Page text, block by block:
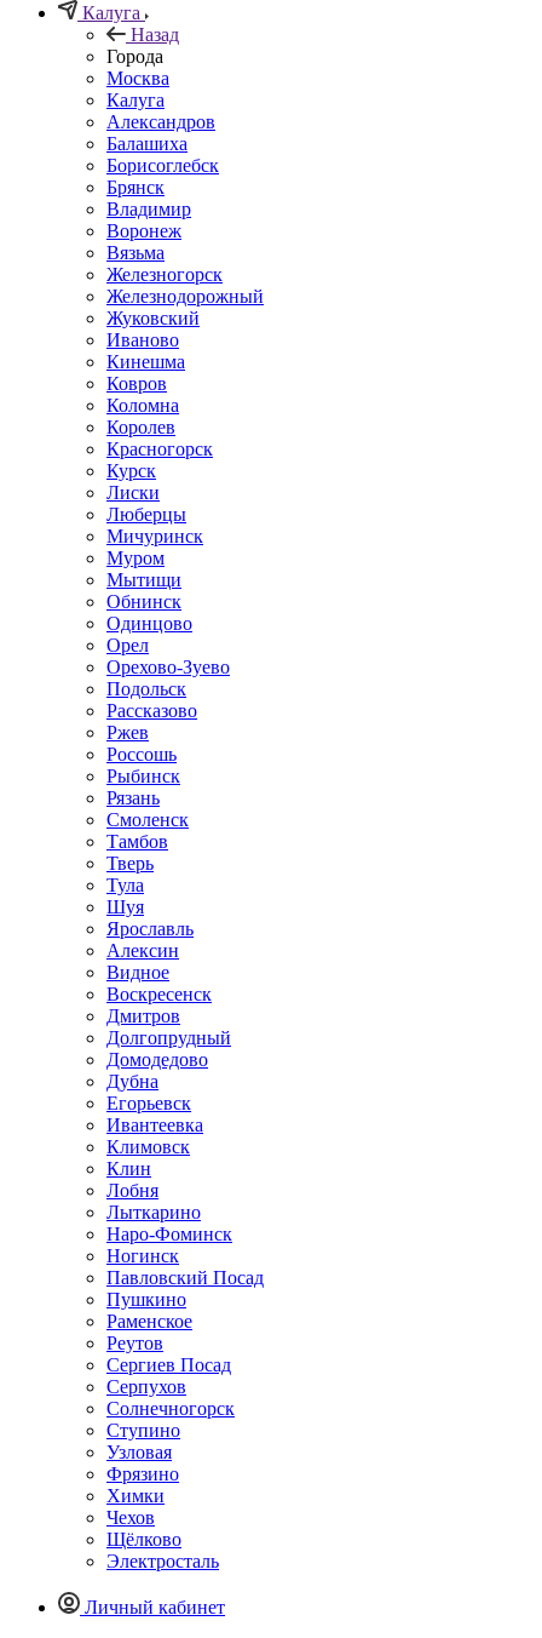
Калуга
Назад
Города
Москва
Калуга
Александров
Балашиха
Борисоглебск
Брянск
Владимир
Воронеж
Вязьма
Железногорск
Железнодорожный
Жуковский
Иваново
Кинешма
Ковров
Коломна
Королев
Красногорск
Курск
Лиски
Люберцы
Мичуринск
Муром
Мытищи
Обнинск
Одинцово
Орел
Орехово-Зуево
Подольск
Рассказово
Ржев
Россошь
Рыбинск
Рязань
Смоленск
Тамбов
Тверь
Тула
Шуя
Ярославль
Алексин
Видное
Воскресенск
Дмитров
Долгопрудный
Домодедово
Дубна
Егорьевск
Ивантеевка
Климовск
Клин
Лобня
Лыткарино
Наро-Фоминск
Ногинск
Павловский Посад
Пушкино
Раменское
Реутов
Сергиев Посад
Серпухов
Солнечногорск
Ступино
Узловая
Фрязино
Химки
Чехов
Щёлково
Электросталь
Личный кабинет